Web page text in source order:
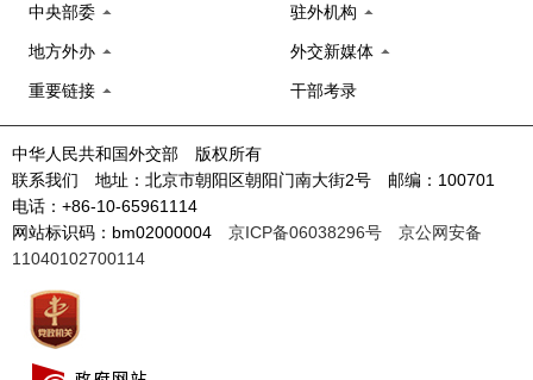
中央部委 驻外机构
地方外办 外交新媒体
重要链接 干部考录
中华人民共和国外交部 版权所有
联系我们 地址：北京市朝阳区朝阳门南大街2号 邮编：100701
电话：+86-10-65961114
网站标识码：bm02000004 京ICP备06038296号
京公网安备
11040102700114